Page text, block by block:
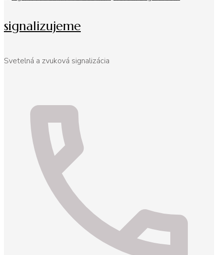
signalizujeme
Svetelná a zvuková signalizácia